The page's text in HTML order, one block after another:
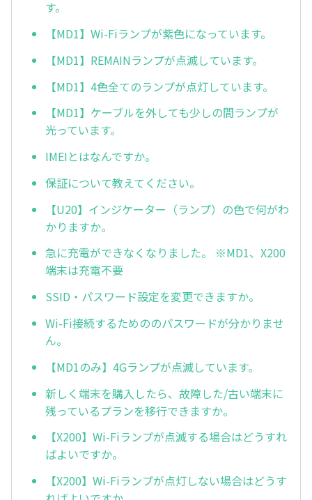
す。
【MD1】Wi-Fiランプが紫色になっています。
【MD1】REMAINランプが点滅しています。
【MD1】4色全てのランプが点灯しています。
【MD1】ケーブルを外しても少しの間ランプが
光っています。
IMEIとはなんですか。
保証について教えてください。
【U20】インジケーター（ランプ）の色で何がわ
かりますか。
急に充電ができなくなりました。 ※MD1、X200
端末は充電不要
SSID・パスワード設定を変更できますか。
Wi-Fi接続するためののパスワードが分かりませ
ん。
【MD1のみ】4Gランプが点滅しています。
新しく端末を購入したら、故障した/古い端末に
残っているプランを移行できますか。
【X200】Wi-Fiランプが点滅する場合はどうすれ
ばよいですか。
【X200】Wi-Fiランプが点灯しない場合はどうす